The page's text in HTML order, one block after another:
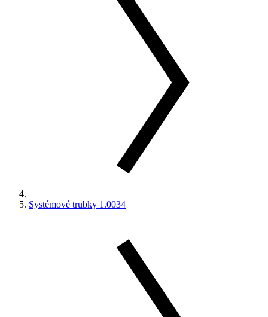
Systémové trubky 1.0034